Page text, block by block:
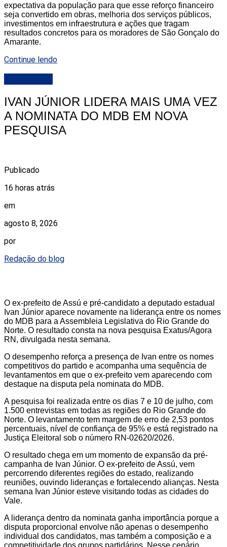
expectativa da população para que esse reforço financeiro
seja convertido em obras, melhoria dos serviços públicos,
investimentos em infraestrutura e ações que tragam
resultados concretos para os moradores de São Gonçalo do
Amarante.
Continue lendo
IVAN JÚNIOR LIDERA MAIS UMA VEZ
A NOMINATA DO MDB EM NOVA
PESQUISA
Publicado
16 horas atrás
em
agosto 8, 2026
por
Redação do blog
O ex-prefeito de Assú e pré-candidato a deputado estadual
Ivan Júnior aparece novamente na liderança entre os nomes
do MDB para a Assembleia Legislativa do Rio Grande do
Norte. O resultado consta na nova pesquisa Exatus/Agora
RN, divulgada nesta semana.
O desempenho reforça a presença de Ivan entre os nomes
competitivos do partido e acompanha uma sequência de
levantamentos em que o ex-prefeito vem aparecendo com
destaque na disputa pela nominata do MDB.
A pesquisa foi realizada entre os dias 7 e 10 de julho, com
1.500 entrevistas em todas as regiões do Rio Grande do
Norte. O levantamento tem margem de erro de 2,53 pontos
percentuais, nível de confiança de 95% e está registrado na
Justiça Eleitoral sob o número RN-02620/2026.
O resultado chega em um momento de expansão da pré-
campanha de Ivan Júnior. O ex-prefeito de Assú, vem
percorrendo diferentes regiões do estado, realizando
reuniões, ouvindo lideranças e fortalecendo alianças. Nesta
semana Ivan Júnior esteve visitando todas as cidades do
Vale.
A liderança dentro da nominata ganha importância porque a
disputa proporcional envolve não apenas o desempenho
individual dos candidatos, mas também a composição e a